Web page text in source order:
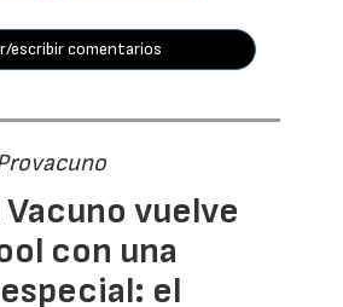
escribir comentarios
Vacuno vuelve
con una
el